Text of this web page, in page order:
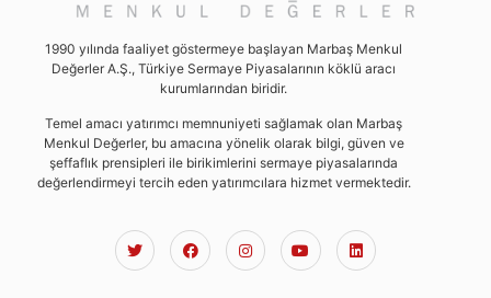
1990 yılında faaliyet göstermeye başlayan Marbaş Menkul
Değerler A.Ş., Türkiye Sermaye Piyasalarının köklü aracı
kurumlarından biridir.
Temel amacı yatırımcı memnuniyeti sağlamak olan Marbaş
Menkul Değerler, bu amacına yönelik olarak bilgi, güven ve
şeffaflık prensipleri ile birikimlerini sermaye piyasalarında
değerlendirmeyi tercih eden yatırımcılara hizmet vermektedir.